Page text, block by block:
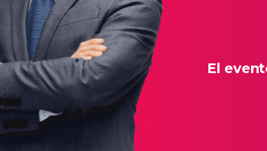
En la Cámara de Comercio de Bucaramanga, creemos en los
región, por ello, les damos todas las herramientas necesarias
empresas exitosas, sea un sello característico de Santander.
DIPLOMADO EN
LABORAL
El